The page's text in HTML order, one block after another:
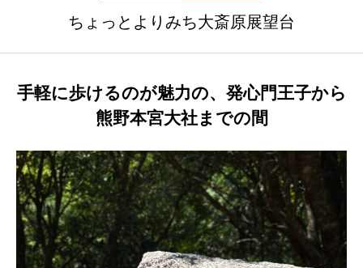
ちょっとよりみち大斎原展望台
手軽に歩けるのが魅力の、発心門王子から
熊野本宮大社までの間